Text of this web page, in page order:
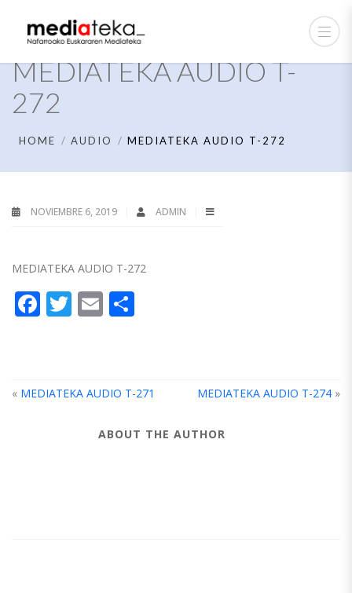
MEDIATEKA AUDIO T-
272
HOME AUDIO MEDIATEKA AUDIO T-272
NOVIEMBRE 6, 2019 ADMIN
MEDIATEKA AUDIO T-272
Facebook
Twitter
Email
« MEDIATEKA AUDIO T-271 MEDIATEKA AUDIO T-274 »
ABOUT THE AUTHOR